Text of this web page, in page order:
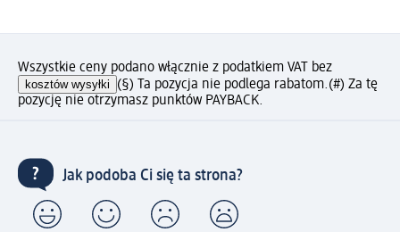
Wszystkie ceny podano włącznie z podatkiem VAT bez
kosztów wysyłki (§) Ta pozycja nie podlega rabatom.(#) Za tę
pozycję nie otrzymasz punktów PAYBACK.
Jak podoba Ci się ta strona?